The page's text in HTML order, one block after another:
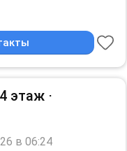
Роща»
женщина.
этаж ⋅
в 06:24